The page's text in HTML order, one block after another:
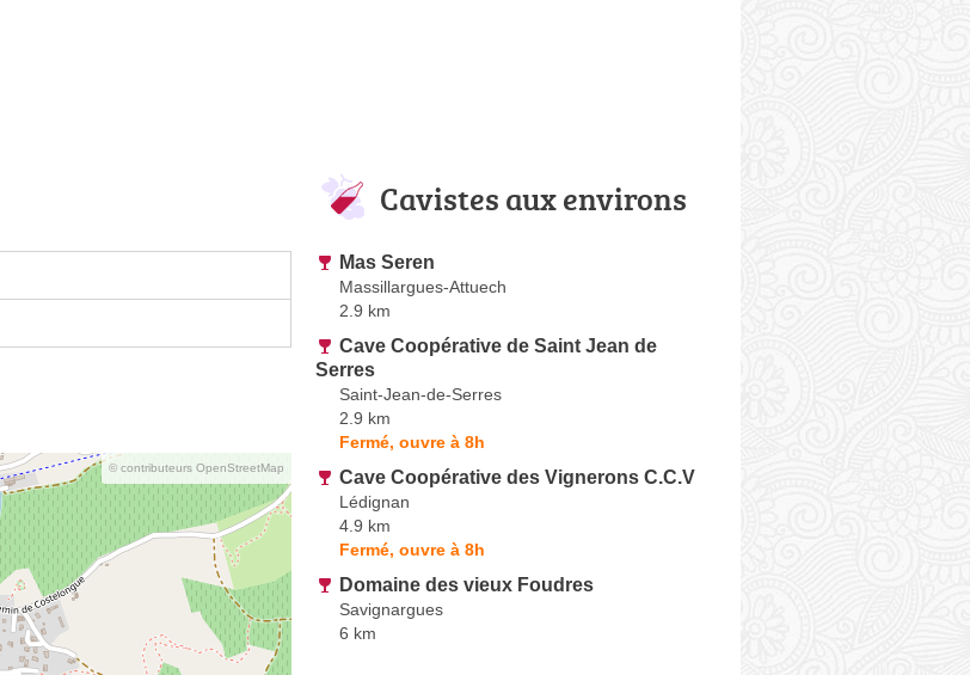
© contributeurs OpenStreetMap
Cavistes aux environs
Mas Seren
Massillargues-Attuech
2.9 km
Cave Coopérative de Saint Jean de
Serres
Saint-Jean-de-Serres
2.9 km
Fermé, ouvre à 8h
Cave Coopérative des Vignerons C.C.V
Lédignan
4.9 km
Fermé, ouvre à 8h
Domaine des vieux Foudres
Savignargues
6 km